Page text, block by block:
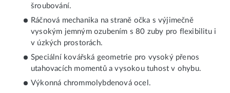
šroubování.
Ráčnová mechanika na straně očka s výjimečně
vysokým jemným ozubením s 80 zuby pro flexibilitu i
v úzkých prostorách.
Speciální kovářská geometrie pro vysoký přenos
utahovacích momentů a vysokou tuhost v ohybu.
Výkonná chrommolybdenová ocel.